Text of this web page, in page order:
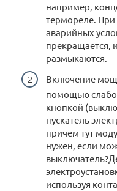
например,
термореле.
аварийных
прекращается,
размыкаются.
Включение
помощью
кнопкой
пускатель
причем тут
нужен, если
используя